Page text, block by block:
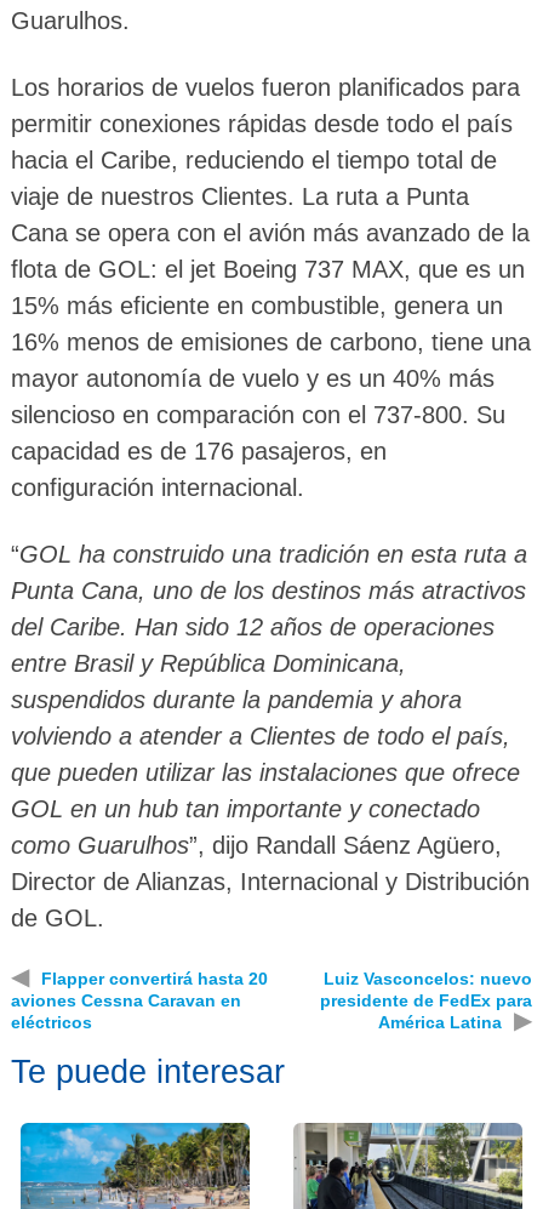
Guarulhos.
Los horarios de vuelos fueron planificados para
permitir conexiones rápidas desde todo el país
hacia el Caribe, reduciendo el tiempo total de
viaje de nuestros Clientes. La ruta a Punta
Cana se opera con el avión más avanzado de la
flota de GOL: el jet Boeing 737 MAX, que es un
15% más eficiente en combustible, genera un
16% menos de emisiones de carbono, tiene una
mayor autonomía de vuelo y es un 40% más
silencioso en comparación con el 737-800. Su
capacidad es de 176 pasajeros, en
configuración internacional.
“GOL ha construido una tradición en esta ruta a
Punta Cana, uno de los destinos más atractivos
del Caribe. Han sido 12 años de operaciones
entre Brasil y República Dominicana,
suspendidos durante la pandemia y ahora
volviendo a atender a Clientes de todo el país,
que pueden utilizar las instalaciones que ofrece
GOL en un hub tan importante y conectado
como Guarulhos”, dijo Randall Sáenz Agüero,
Director de Alianzas, Internacional y Distribución
de GOL.
◀
Flapper convertirá hasta 20
aviones Cessna Caravan en
eléctricos
Luiz Vasconcelos: nuevo
presidente de FedEx para
América Latina
▶
Te puede interesar